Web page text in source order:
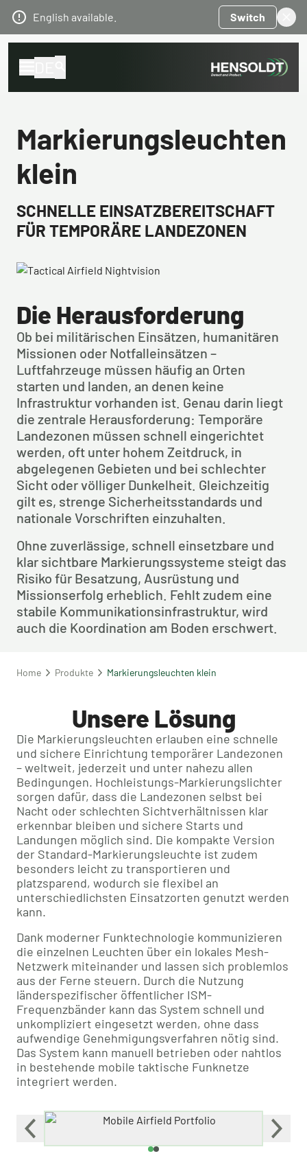
English available. Switch
Markierungsleuchten
klein
SCHNELLE EINSATZBEREITSCHAFT
FÜR TEMPORÄRE LANDEZONEN
Die Herausforderung
Ob bei militärischen Einsätzen, humanitären
Missionen oder Notfalleinsätzen –
Luftfahrzeuge müssen häufig an Orten
starten und landen, an denen keine
Infrastruktur vorhanden ist. Genau darin liegt
die zentrale Herausforderung: Temporäre
Landezonen müssen schnell eingerichtet
werden, oft unter hohem Zeitdruck, in
abgelegenen Gebieten und bei schlechter
Sicht oder völliger Dunkelheit. Gleichzeitig
gilt es, strenge Sicherheitsstandards und
nationale Vorschriften einzuhalten.
Ohne zuverlässige, schnell einsetzbare und
klar sichtbare Markierungssysteme steigt das
Risiko für Besatzung, Ausrüstung und
Missionserfolg erheblich. Fehlt zudem eine
stabile Kommunikationsinfrastruktur, wird
auch die Koordination am Boden erschwert.
Home Produkte Markierungsleuchten klein
Unsere Lösung
Die Markierungsleuchten erlauben eine schnelle
und sichere Einrichtung temporärer Landezonen
– weltweit, jederzeit und unter nahezu allen
Bedingungen. Hochleistungs-Markierungslichter
sorgen dafür, dass die Landezonen selbst bei
Nacht oder schlechten Sichtverhältnissen klar
erkennbar bleiben und sichere Starts und
Landungen möglich sind. Die kompakte Version
der Standard-Markierungsleuchte ist zudem
besonders leicht zu transportieren und
platzsparend, wodurch sie flexibel an
unterschiedlichsten Einsatzorten genutzt werden
kann.
Dank moderner Funktechnologie kommunizieren
die einzelnen Leuchten über ein lokales Mesh-
Netzwerk miteinander und lassen sich problemlos
aus der Ferne steuern. Durch die Nutzung
länderspezifischer öffentlicher ISM-
Frequenzbänder kann das System schnell und
unkompliziert eingesetzt werden, ohne dass
aufwendige Genehmigungsverfahren nötig sind.
Das System kann manuell betrieben oder nahtlos
in bestehende mobile taktische Funknetze
integriert werden.